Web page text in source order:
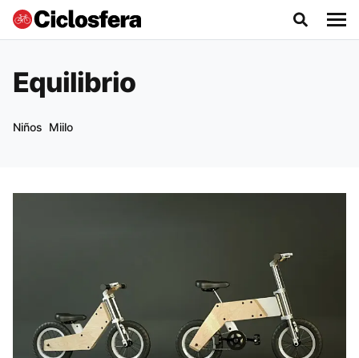
Equilibrio
Niños Miilo